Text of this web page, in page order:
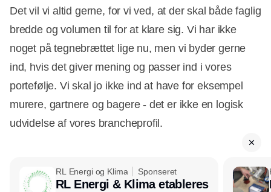
Det vil vi altid gerne, for vi ved, at der skal både faglig
bredde og volumen til for at klare sig. Vi har ikke
noget på tegnebrættet lige nu, men vi byder gerne
ind, hvis det giver mening og passer ind i vores
portefølje. Vi skal jo ikke ind at have for eksempel
murere, gartnere og bagere - det er ikke en logisk
udvidelse af vores brancheprofil.
RL Energi og Klima Sponseret
RL Energi & Klima etableres